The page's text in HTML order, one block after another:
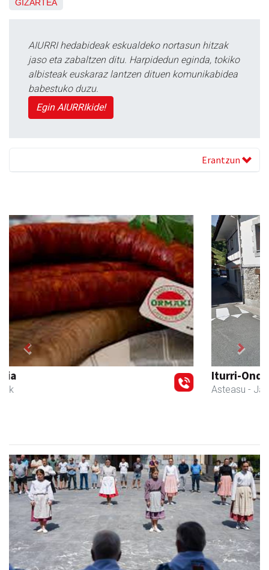
GIZARTEA
AIURRI hedabideak eskualdeko nortasun hitzak
jaso eta zabaltzen ditu. Harpidedun eginda, tokiko
albisteak euskaraz lantzen dituen komunikabidea
babestuko duzu.
Egin AIURRIkide!
Erantzun
Iturri-Ondo jatetxea
Asteasu
Previous Next